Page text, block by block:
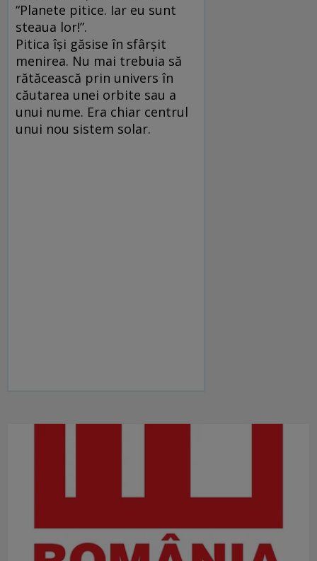
“Planete pitice. Iar eu sunt
steaua lor!”.
Pitica îşi găsise în sfârşit
menirea. Nu mai trebuia să
rătăcească prin univers în
căutarea unei orbite sau a
unui nume. Era chiar centrul
unui nou sistem solar.